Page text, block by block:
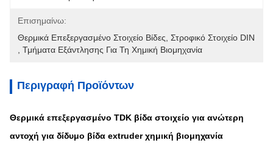
Επισημαίνω:
Θερμικά Επεξεργασμένο Στοιχείο Βίδες Στροφικό Στοιχείο DIN
Τμήματα Εξάντλησης Για Τη Χημική Βιομηχανία
Περιγραφή Προϊόντων
Θερμικά επεξεργασμένο TDK βίδα στοιχείο για ανώτερη
αντοχή για δίδυμο βίδα extruder χημική βιομηχανία